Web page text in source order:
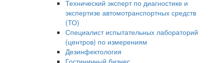
Технический эксперт по диагностике и
экспертизе автомотранспортных средств
(ТО)
Специалист испытательных лабораторий
(центров) по измерениям
Дезинфектология
Гостиничный бизнес